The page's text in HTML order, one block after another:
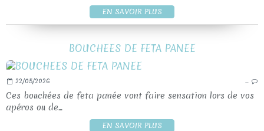
EN SAVOIR PLUS
BOUCHEES DE FETA PANEE
22/05/2026 …
Ces bouchées de feta panée vont faire sensation lors de vos
apéros ou de...
EN SAVOIR PLUS